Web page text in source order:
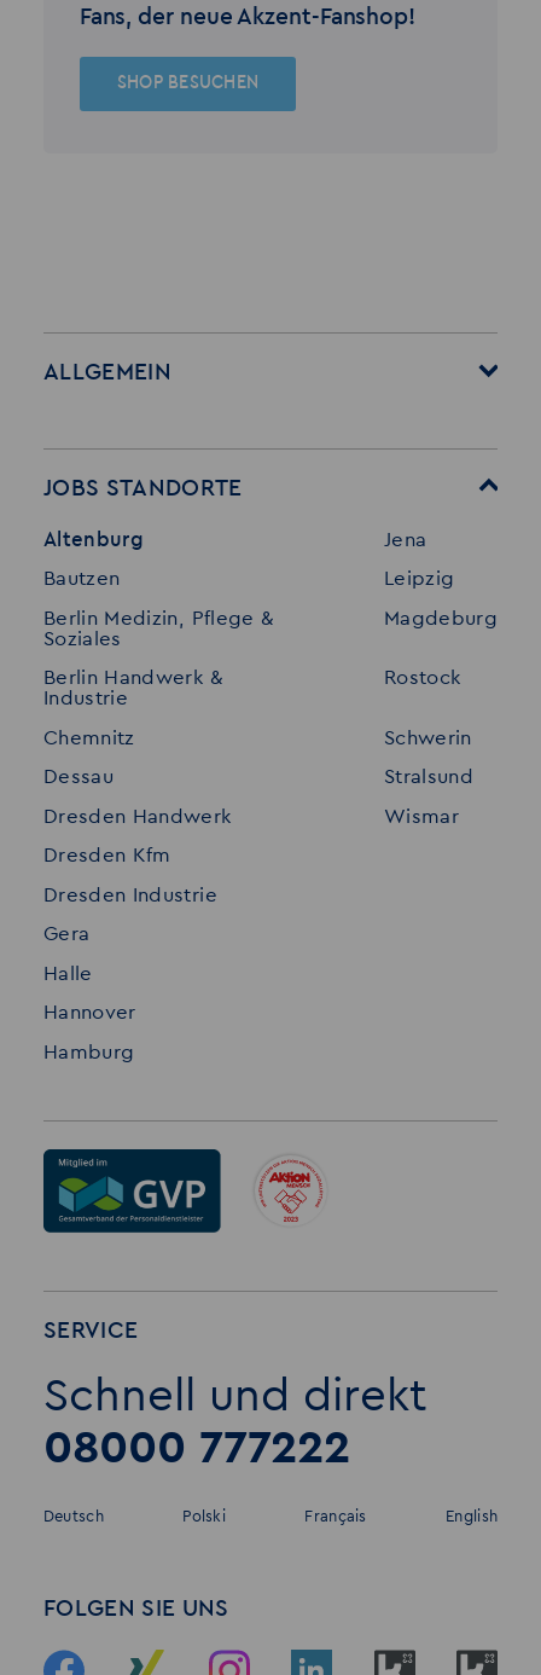
Fans, der neue Akzent-Fanshop!
SHOP BESUCHEN
ALLGEMEIN
Für Bewerber
Stellenangebote
Initiativ bewerben
Merkzettel
Standorte
Referenzen
Interne Jobs
Datenschutz
Impressum
JOBS STANDORTE
Altenburg
Bautzen
Berlin Medizin, Pflege &
Soziales
Berlin Handwerk &
Industrie
Chemnitz
Dessau
Dresden Handwerk
Dresden Kfm
Dresden Industrie
Gera
Halle
Hannover
Hamburg
Jena
Leipzig
Magdeburg
Rostock
Schwerin
Stralsund
Wismar
SERVICE
Schnell und direkt
08000 777222
Deutsch Polski Français English
FOLGEN SIE UNS